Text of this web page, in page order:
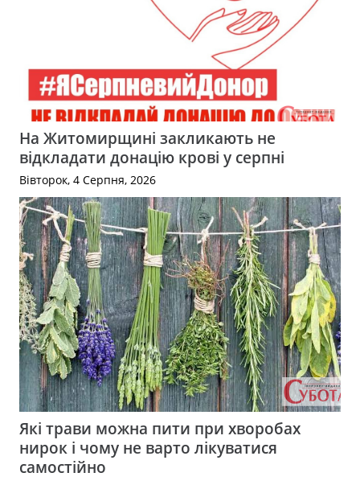
На Житомирщині закликають не
відкладати донацію крові у серпні
Вівторок, 4 Серпня, 2026
Які трави можна пити при хворобах
нирок і чому не варто лікуватися
самостійно